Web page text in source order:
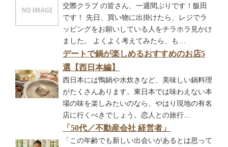
交際クラブ の皆さん、一週間ぶりです！飯田
です！ 先日、買い物に出掛けたら、レジでラ
ッピングをお願いしている人をチラホラ見かけ
ました。 よくよく考えてみたら、も…
デートで鍋が楽しめるおすすめのお店5
選【西日本編】
西日本には鴨鍋や水炊きなど、美味しい鍋料理
がたくさんあります。東日本では味わえない本
場の味を楽しみたいのなら、やはり現地の有名
店に行くべきでしょう。恋人との旅行…
「50代／不動産会社 経営者」
「この年齢でも新しい出会いがあるとは思って